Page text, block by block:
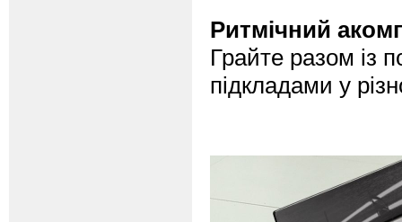
Ритмічний
Грайте разом із
підкладами у